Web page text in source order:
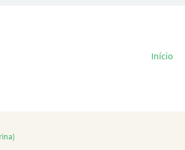
Pular
Início